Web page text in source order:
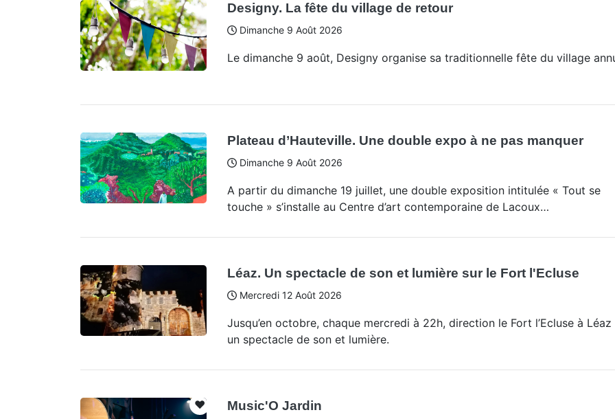
Designy. La fête du village de retour
Dimanche 9 Août 2026
Le dimanche 9 août, Designy organise sa traditionnelle fête du village
Plateau d’Hauteville. Une double expo à ne pas manquer
Dimanche 9 Août 2026
A partir du dimanche 19 juillet, une double exposition intitulée « Tout se
touche » s’installe au Centre d’art contemporaine de Lacoux…
Léaz. Un spectacle de son et lumière sur le Fort l'Ecluse
Mercredi 12 Août 2026
Jusqu’en octobre, chaque mercredi à 22h, direction le Fort l’Ecluse à
un spectacle de son et lumière.
❤️ Music'O Jardin